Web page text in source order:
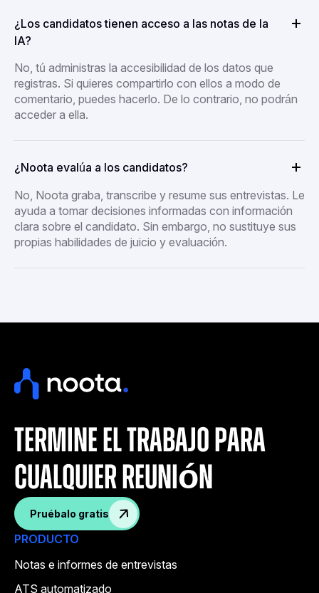
¿Los candidatos tienen acceso a las notas de la
IA?
No, tú administras la accesibilidad de los datos que
registras. Si quieres compartirlo con ellos a modo de
comentario, puedes hacerlo. De lo contrario, no podrán
acceder a ella.
¿Noota evalúa a los candidatos?
No, Noota graba, transcribe y resume sus entrevistas. Le
ayuda a tomar decisiones informadas con información
clara sobre el candidato. Sin embargo, no sustituye sus
propias habilidades de juicio y evaluación.
termine el trabajo para
cualquier reunión
Pruébalo gratis
PRODUCTO
Notas e informes de entrevistas
ATS automatizado